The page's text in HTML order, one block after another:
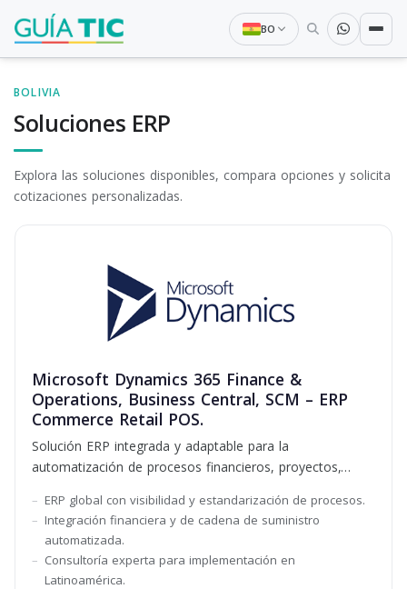
BO
BOLIVIA
Soluciones ERP
Explora las soluciones disponibles, compara opciones y solicita
cotizaciones personalizadas.
Microsoft Dynamics 365 Finance &
Operations, Business Central, SCM – ERP
Commerce Retail POS.
Solución ERP integrada y adaptable para la
automatización de procesos financieros, proyectos,
ERP global con visibilidad y estandarización de procesos.
Integración financiera y de cadena de suministro
automatizada.
Consultoría experta para implementación en
Latinoamérica.